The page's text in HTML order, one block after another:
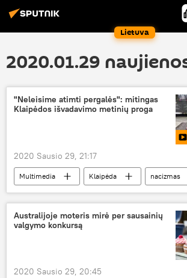
Lietuva
2020.01.29
"Neleisime atimti pergalės": mitingas
Klaipėdos išvadavimo metinių proga
2020 Sausio 29, 21:17
Multimedia Klaipėda
nacizmas
Antrasis pasaulinis karas
Australijoje moteris mirė per sausainių
valgymo konkursą
2020 Sausio 29, 20:45